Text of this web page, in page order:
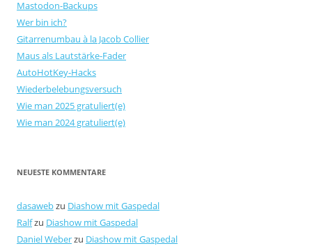
Mastodon-Backups
Wer bin ich?
Gitarrenumbau à la Jacob Collier
Maus als Lautstärke-Fader
AutoHotKey-Hacks
Wiederbelebungsversuch
Wie man 2025 gratuliert(e)
Wie man 2024 gratuliert(e)
NEUESTE KOMMENTARE
dasawebzu Diashow mit Gaspedal
Ralfzu Diashow mit Gaspedal
Daniel Weberzu Diashow mit Gaspedal